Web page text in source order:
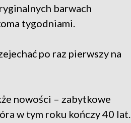
barwach
tygodniami.
po raz pierwszy na
nowości – zabytkowe
w tym roku kończy 40 lat.